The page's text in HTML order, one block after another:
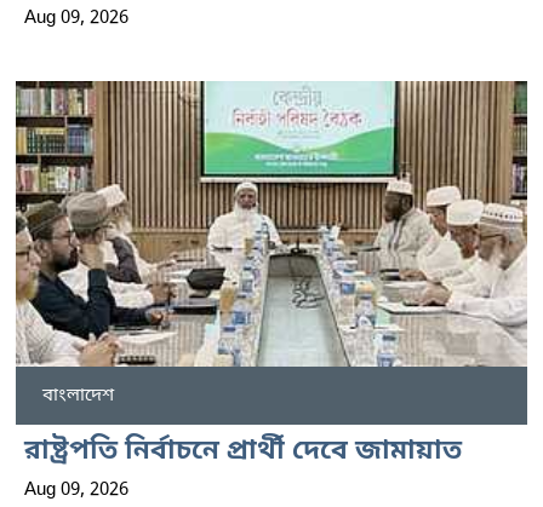
Aug 09, 2026
বাংলাদেশ
রাষ্ট্রপতি নির্বাচনে প্রার্থী দেবে জামায়াত
Aug 09, 2026